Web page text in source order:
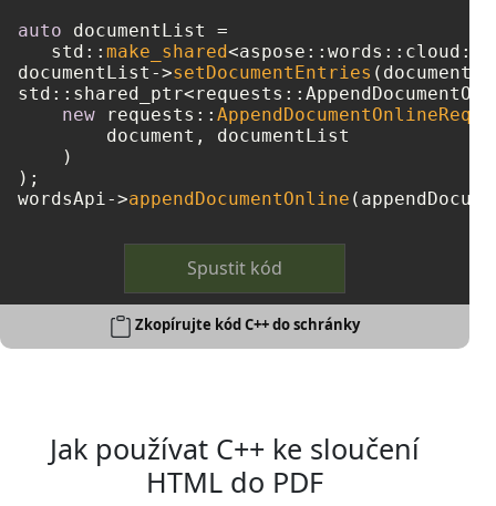
auto documentList =
   std::
make_shared
documentList->setDocumentEntries
new requests::
        document, documentList
    )
);
wordsApi->appendDocumentOnline
Spustit kód
Zkopírujte kód C++ do schránky
Jak používat C++ ke sloučení
HTML do PDF